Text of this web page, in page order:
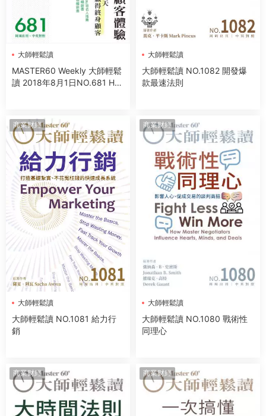
大師輕鬆讀
MASTER60 Weekly 大師輕鬆
讀 2018年8月1日NO.681 H2
大師輕鬆讀
大師輕鬆讀 NO.1082 開發爆
款最速法則
商業财經
大師輕鬆讀
大師輕鬆讀 NO.1081 給力行
銷
商業财經
大師輕鬆讀
大師輕鬆讀 NO.1080 戰術性
同理心
商業财經 商業财經